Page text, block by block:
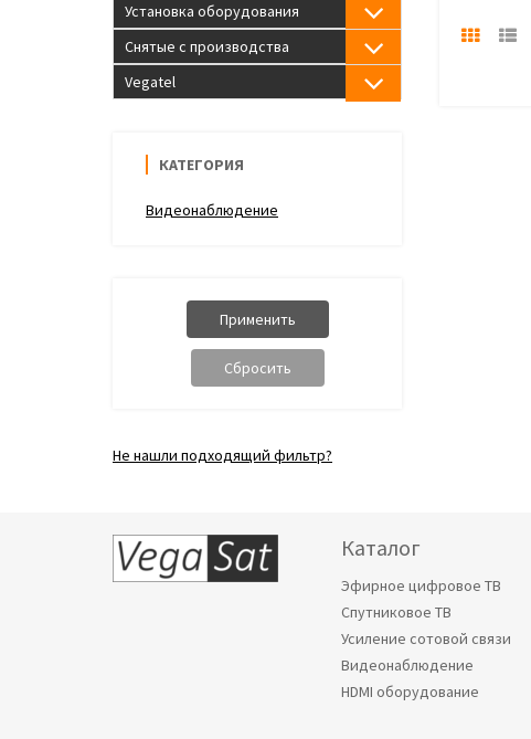
Установка оборудования
Снятые с производства
Vegatel
КАТЕГОРИЯ
Видеонаблюдение
Не нашли подходящий фильтр?
Каталог
Эфирное цифровое ТВ
Спутниковое ТВ
Усиление сотовой связи
Видеонаблюдение
HDMI оборудование